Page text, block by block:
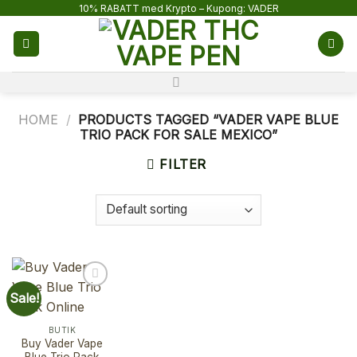
content
10% RABATT med Krypto – Kupong: VADER
HOME / PRODUCTS TAGGED “VADER VAPE BLUE
TRIO PACK FOR SALE MEXICO”
FILTER
Sale!
BUTIK
Buy Vader Vape